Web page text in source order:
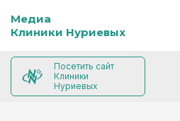
Медиа
Клиники Нуриевых
Посетить сайт
Клиники
Нуриевых